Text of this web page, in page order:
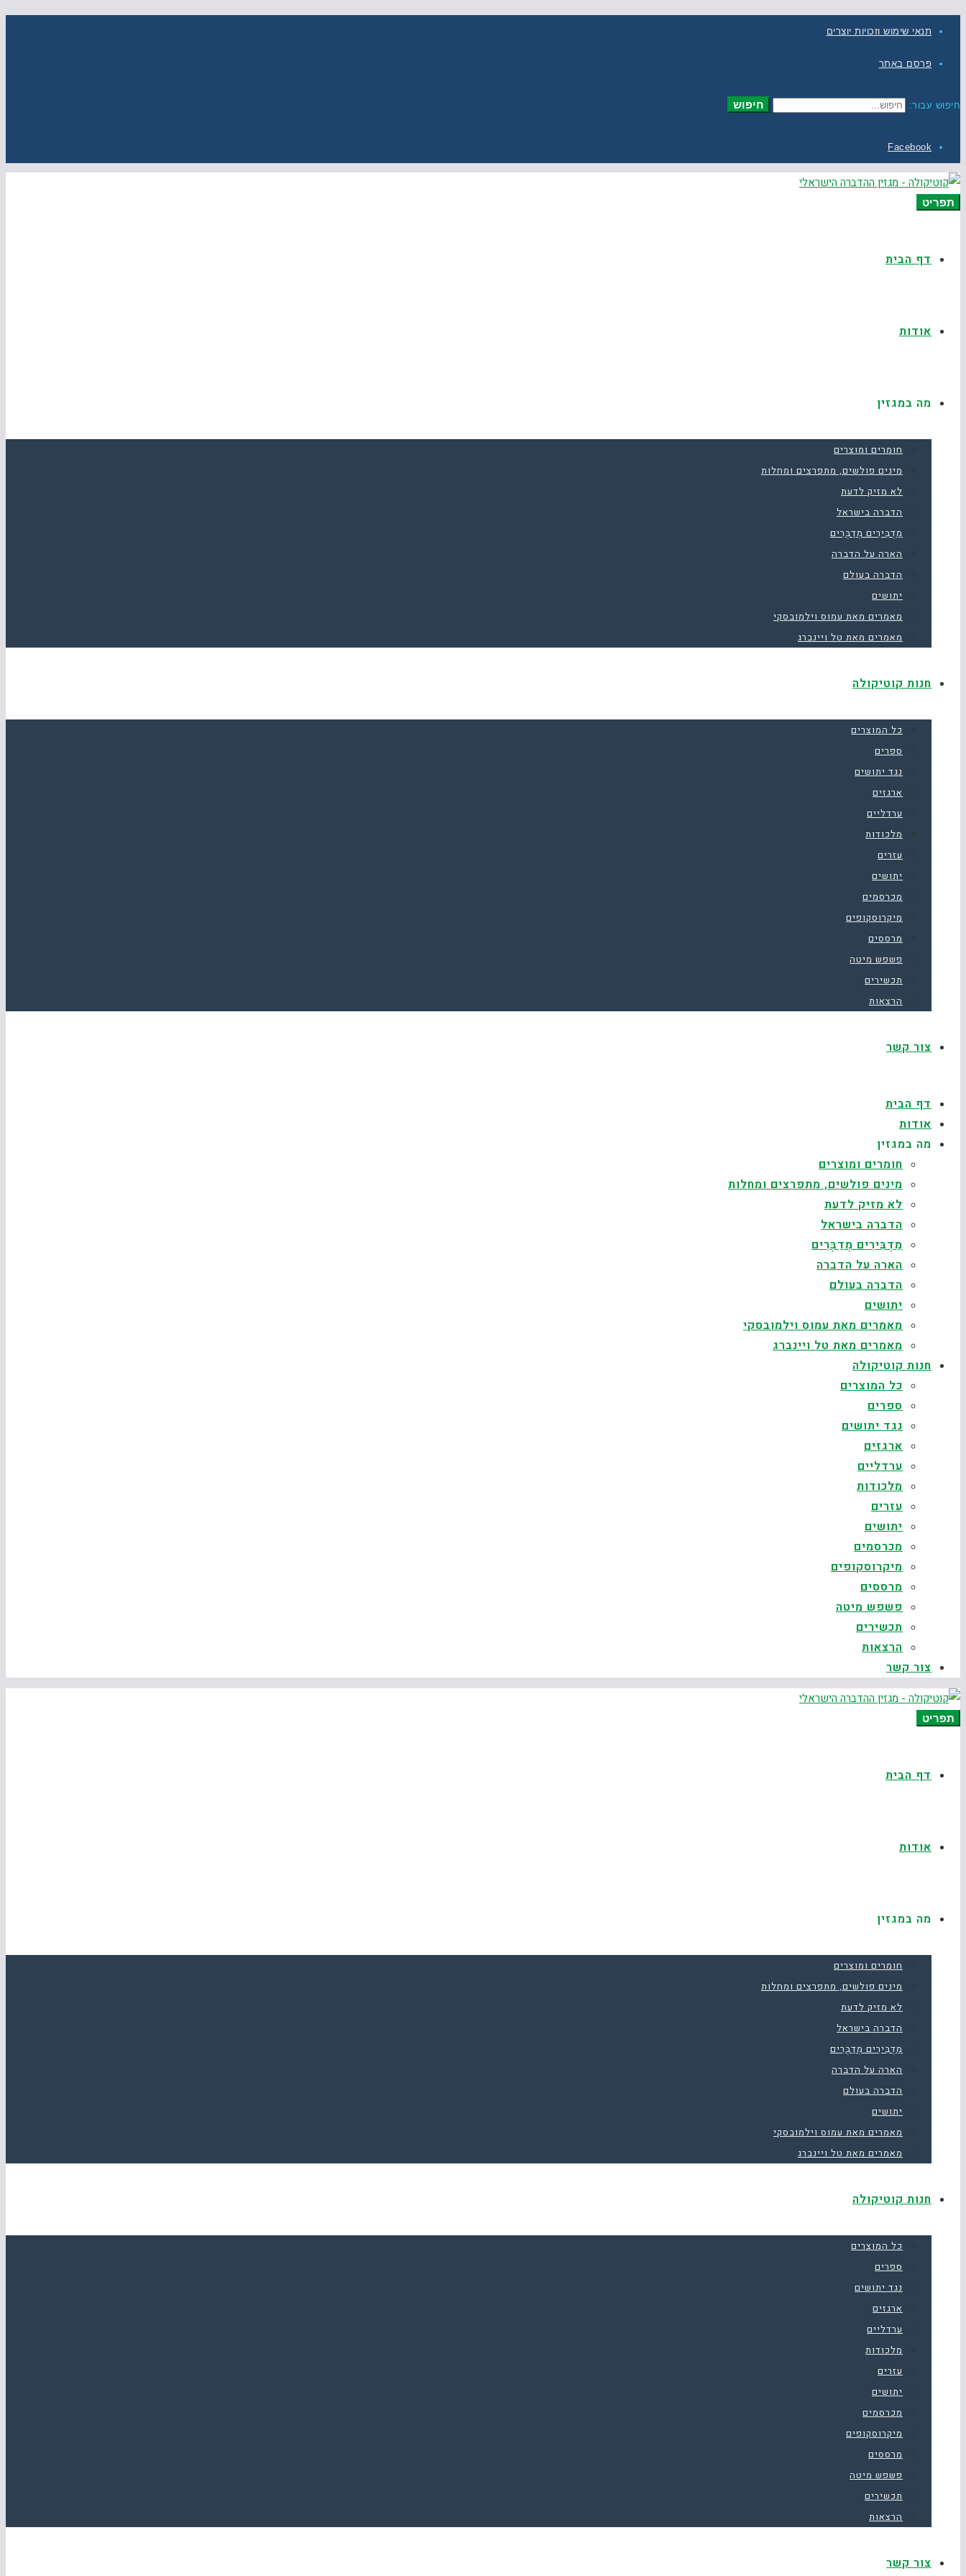
תנאי שימוש וזכויות יוצרים
פרסם באתר
חיפוש עבור: חיפוש
Facebook
תפריט
דף הבית
אודות
מה במגזין
חומרים ומוצרים
מינים פולשים, מתפרצים ומחלות
לא מזיק לדעת
הדברה בישראל
מַדְבִּירִים מְדַבְּרִים
הארה על הדברה
הדברה בעולם
יתושים
מאמרים מאת עמוס וילמובסקי
מאמרים מאת טל ויינברג
חנות קוטיקולה
כל המוצרים
ספרים
נגד יתושים
ארגזים
ערדליים
מלכודות
עזרים
יתושים
מכרסמים
מיקרוסקופים
מרססים
פשפש מיטה
תכשירים
הרצאות
צור קשר
דף הבית
אודות
מה במגזין
חומרים ומוצרים
מינים פולשים, מתפרצים ומחלות
לא מזיק לדעת
הדברה בישראל
מַדְבִּירִים מְדַבְּרִים
הארה על הדברה
הדברה בעולם
יתושים
מאמרים מאת עמוס וילמובסקי
מאמרים מאת טל ויינברג
חנות קוטיקולה
כל המוצרים
ספרים
נגד יתושים
ארגזים
ערדליים
מלכודות
עזרים
יתושים
מכרסמים
מיקרוסקופים
מרססים
פשפש מיטה
תכשירים
הרצאות
צור קשר
תפריט
דף הבית
אודות
מה במגזין
חומרים ומוצרים
מינים פולשים, מתפרצים ומחלות
לא מזיק לדעת
הדברה בישראל
מַדְבִּירִים מְדַבְּרִים
הארה על הדברה
הדברה בעולם
יתושים
מאמרים מאת עמוס וילמובסקי
מאמרים מאת טל ויינברג
חנות קוטיקולה
כל המוצרים
ספרים
נגד יתושים
ארגזים
ערדליים
מלכודות
עזרים
יתושים
מכרסמים
מיקרוסקופים
מרססים
פשפש מיטה
תכשירים
הרצאות
צור קשר